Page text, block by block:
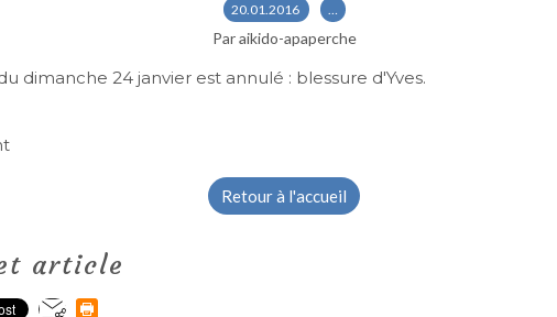
20.01.2016 …
Par aikido-apaperche
dimanche 24 janvier est annulé : blessure d'Yves.
Retour à l'accueil
article